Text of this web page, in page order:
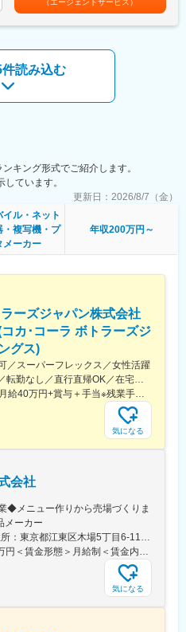
り上げる経験
案力
やりがい
フと連携し、製品を形にしていきま
の食品トレーを仕入れ、主に食品ス
て洗剤・アルコール・作業服などの
ス
援 など
の研修プログラムを実施します。扱
、営業の基本までを基礎から学べる
安心してスタートできます。
営業に同行しながら、実際の提案や
分からないことはその場で確認で
します。未経験からスタートし、第
数在籍しています。
／
い知識・スキル
上げる経験
案力
りがい
務
賞与：年3回(過去実績3ヶ月分)■年収
、配偶者、子2人)賃金はあくまでも
表記です。
読み込む
キング形式でご紹介します。
ています。
更新日： 2026/8/7（金）
ル・ネット
・複写機・プ
メーカー
年収200万円～
ーズジャパン株式会社
コカ･コーラ ボトラーズジ
グス)
／スーパーフレックス／女性活躍
【最寄り駅より徒歩5分圏内／転勤なし／直行直帰OK／在宅・リモート勤務も柔軟に可能】★在宅勤務・リモートワークもOK直行直帰や、一部在宅・リモートワークも柔軟に利用できます。★サテライトオフィスも利用可能個人の生活環境に合わせて、主たる勤務地でなくても業務が行える「サテライトオフィス勤務」を導入。自社拠点約100拠点をサテライトオフィスとしています。【勤務地】■東京セールスオフィス└東京都新宿区西新宿6-18-1 住友不動産新宿セントラルパークタワー└大江戸線「都庁前駅」より徒歩5分└丸の内線「西新宿駅」より徒歩5分└各線「新宿駅」より徒歩15分※屋内外全面禁煙
リーダー級／年収660万円：月給40万円+賞与＋手当※残業手当は別途全額支給 課長級／年収850万円：月給51万円+賞与
気になる
会社
◆メニュー作りから売場づくりま
メーカー
＜勤務地詳細＞東京営業所住所：東京都江東区木場5丁目6-11 オタフク東京本部ビル 勤務地最寄駅：木場駅受動喫煙対策：敷地内全面禁煙変更の範囲：会社の定める事業所
＜予定年収＞450万円～650万円＜賃金形態＞月給制＜賃金内訳＞月額（基本給）：250,000円～280,000円その他固定手当/月：10,000円＜月給＞260,000円～290,000円＜昇給有無＞有＜残業手当＞有＜給与補足＞賞与:年2回(7月、12月)昇給:年1回(11月)※今までのご経験、ご年収、面接時の評価を含めて総合的に判断し、内定後書面でオファーを提示させて頂きます。賃金はあくまでも目安の金額であり、選考を通じて上下する可能性があります。月給(月額)は固定手当を含めた表記です。
気になる